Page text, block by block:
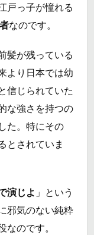
戸っ子が憧れる
なのです。
髪が残っている
より日本では幼
信じられていた
な強さを持つの
た。特にその
とされていま
演じよ 」という
邪気のない純粋
のです。